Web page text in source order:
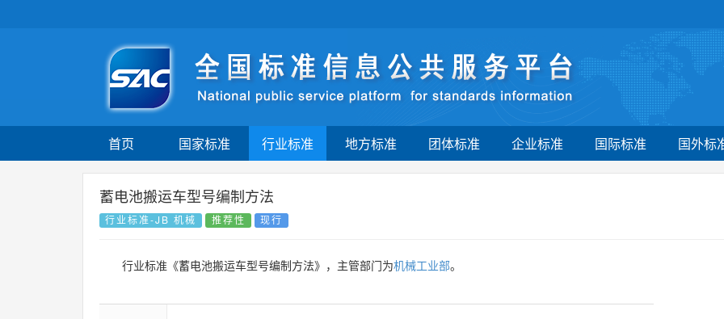
首页 国家标准 行业标准 地方标准 团体标准 企业标准 国际标准 国外标
蓄电池搬运车型号编制方法
行业标准-JB 机械 推荐性 现行
行业标准《蓄电池搬运车型号编制方法》，主管部门为机械工业部。